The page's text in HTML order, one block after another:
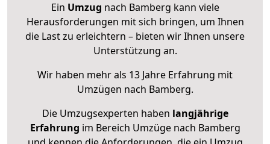
Ein Umzug nach Bamberg kann viele
Herausforderungen mit sich bringen, um Ihnen
die Last zu erleichtern – bieten wir Ihnen unsere
Unterstützung an.
Wir haben mehr als 13 Jahre Erfahrung mit
Umzügen nach Bamberg.
Die Umzugsexperten haben langjährige
Erfahrung im Bereich Umzüge nach Bamberg